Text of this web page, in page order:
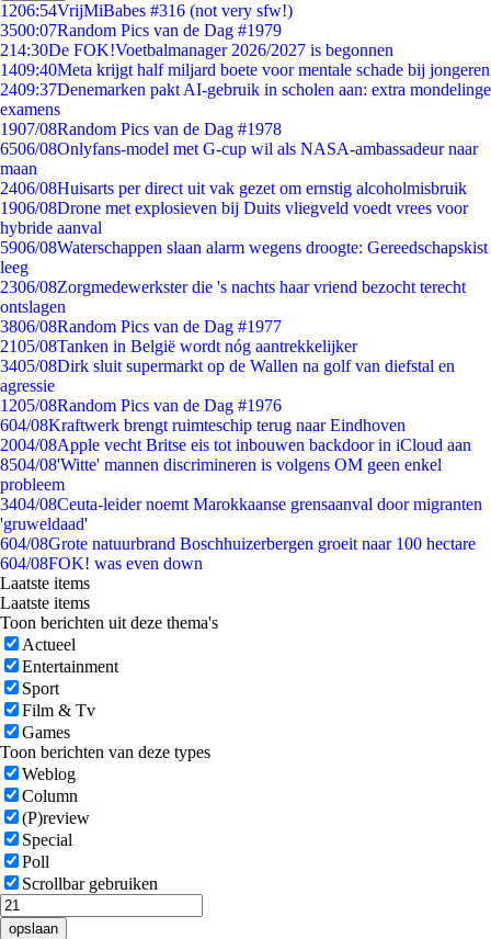
1206:54VrijMiBabes #316 (not very sfw!)
3500:07Random Pics van de Dag #1979
214:30De FOK!Voetbalmanager 2026/2027 is begonnen
1409:40Meta krijgt half miljard boete voor mentale schade bij jongeren
2409:37Denemarken pakt AI-gebruik in scholen aan: extra mondelinge
examens
1907/08Random Pics van de Dag #1978
6506/08Onlyfans-model met G-cup wil als NASA-ambassadeur naar
maan
2406/08Huisarts per direct uit vak gezet om ernstig alcoholmisbruik
1906/08Drone met explosieven bij Duits vliegveld voedt vrees voor
hybride aanval
5906/08Waterschappen slaan alarm wegens droogte: Gereedschapskist
leeg
2306/08Zorgmedewerkster die 's nachts haar vriend bezocht terecht
ontslagen
3806/08Random Pics van de Dag #1977
2105/08Tanken in België wordt nóg aantrekkelijker
3405/08Dirk sluit supermarkt op de Wallen na golf van diefstal en
agressie
1205/08Random Pics van de Dag #1976
604/08Kraftwerk brengt ruimteschip terug naar Eindhoven
2004/08Apple vecht Britse eis tot inbouwen backdoor in iCloud aan
8504/08'Witte' mannen discrimineren is volgens OM geen enkel
probleem
3404/08Ceuta-leider noemt Marokkaanse grensaanval door migranten
'gruweldaad'
604/08Grote natuurbrand Boschhuizerbergen groeit naar 100 hectare
604/08FOK! was even down
Laatste items
Laatste items
Toon berichten uit deze thema's
Actueel
Entertainment
Sport
Film & Tv
Games
Toon berichten van deze types
Weblog
Column
(P)review
Special
Poll
Scrollbar gebruiken
opslaan